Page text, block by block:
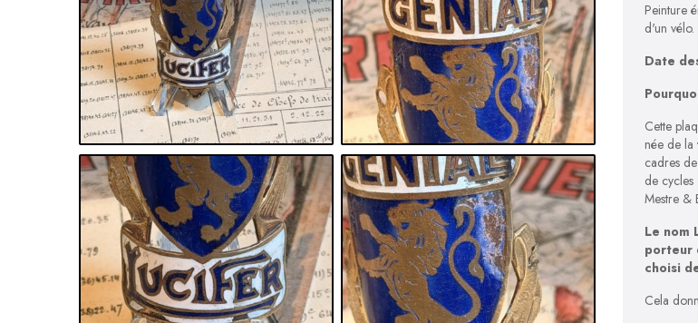
Peinture
d'un vélo.
Date
Cette
née de la
cadres
de cycles
Mestre &
Le nom
porteur
choisi
Cela